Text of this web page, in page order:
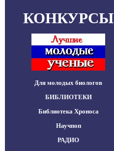
КОНКУРСЫ
Для молодых биологов
БИБЛИОТЕКИ
Библиотека Хроноса
Научпоп
РАДИО